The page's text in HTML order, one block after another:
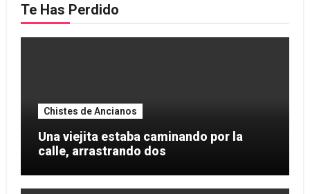
Te Has Perdido
Chistes de Ancianos
Una viejita estaba caminando por la
calle, arrastrando dos